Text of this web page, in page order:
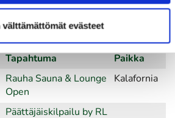
välttämättömät evästeet
Porin Ässät Open Kalafornia
Tapahtuma Paikka
Rauha Sauna & Lounge
Open
Kalafornia
Päättäjäiskilpailu by RL